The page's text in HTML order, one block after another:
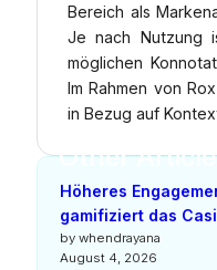
Bereich als
Je nach Nutzung
möglichen
Im Rahmen von
in Bezug auf
Other
Höheres
gamifiziert das
by whendrayana
August 4, 2026